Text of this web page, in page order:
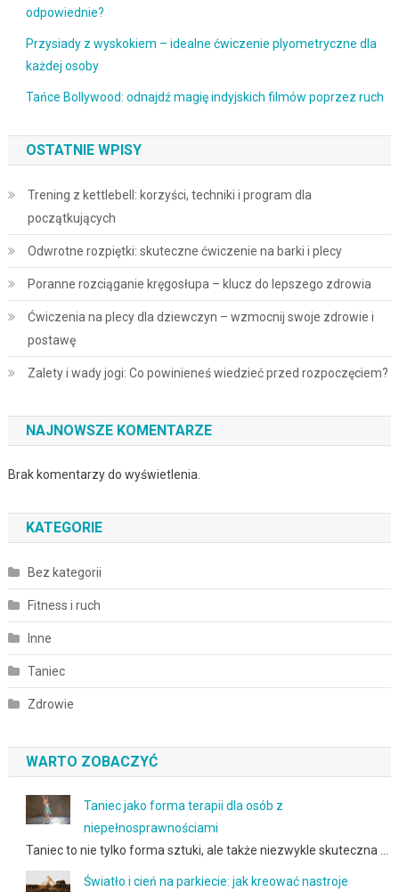
odpowiednie?
Przysiady z wyskokiem – idealne ćwiczenie plyometryczne dla
każdej osoby
Tańce Bollywood: odnajdź magię indyjskich filmów poprzez ruch
OSTATNIE WPISY
Trening z kettlebell: korzyści, techniki i program dla
początkujących
Odwrotne rozpiętki: skuteczne ćwiczenie na barki i plecy
Poranne rozciąganie kręgosłupa – klucz do lepszego zdrowia
Ćwiczenia na plecy dla dziewczyn – wzmocnij swoje zdrowie i
postawę
Zalety i wady jogi: Co powinieneś wiedzieć przed rozpoczęciem?
NAJNOWSZE KOMENTARZE
Brak komentarzy do wyświetlenia.
KATEGORIE
Bez kategorii
Fitness i ruch
Inne
Taniec
Zdrowie
WARTO ZOBACZYĆ
Taniec jako forma terapii dla osób z
niepełnosprawnościami
Taniec to nie tylko forma sztuki, ale także niezwykle skuteczna …
Światło i cień na parkiecie: jak kreować nastroje